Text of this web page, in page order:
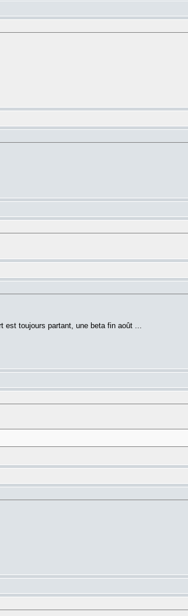
est toujours partant, une beta fin août ...